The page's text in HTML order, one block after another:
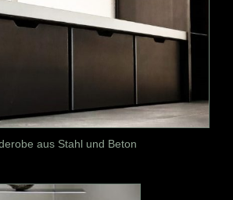
aus Stahl und Beton